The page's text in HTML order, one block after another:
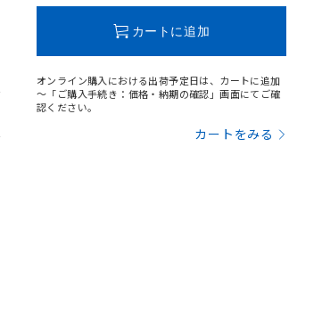
カートに追加
オンライン購入における出荷予定日は、カートに追加
～「ご購入手続き：価格・納期の確認」画面にてご確
認ください。
カートをみる